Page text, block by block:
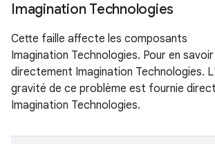
Imagination Technologies
Cette faille affecte les composants
Imagination Technologies. Pour en
directement Imagination Technologies.
gravité de ce problème est fournie
Imagination Technologies.